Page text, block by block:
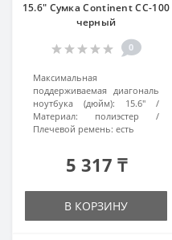
15.6" Сумка Continent CC-100
черный
0
Максимальная
поддерживаемая диагональ
ноутбука (дюйм):
15.6"
Материал:
полиэстер
Плечевой ремень: есть
5 317 ₸
В КОРЗИНУ